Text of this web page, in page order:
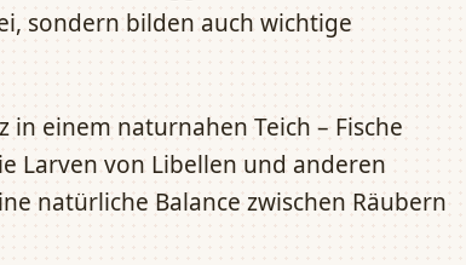
sondern bilden auch wichtige
in einem naturnahen Teich – Fische
Larven von Libellen und anderen
natürliche Balance zwischen Räubern